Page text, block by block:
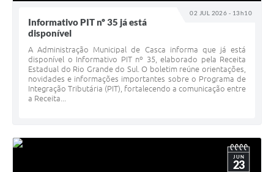
02 JUL 2026 - 13h10
Informativo PIT nº 35 já está
disponível
A Administração Municipal de Casca informa que já está
disponível o Informativo PIT nº 35, elaborado pela Receita
Estadual do Rio Grande do Sul. O boletim reúne orientações,
novidades e informações importantes sobre o Programa de
Integração Tributária (PIT), fortalecendo a comunicação entre
a Receita...
JUN
23